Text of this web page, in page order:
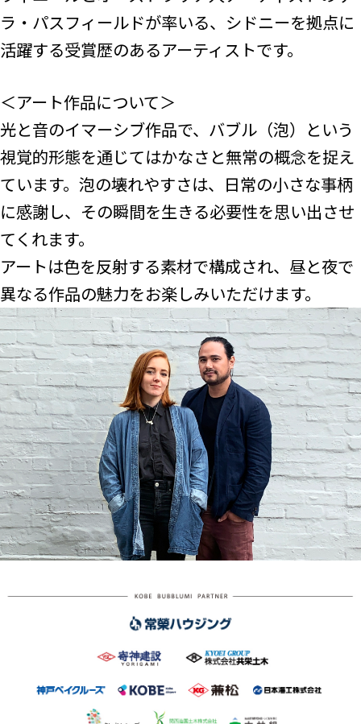
ラ・パスフィールドが率いる、シドニーを拠点に
活躍する受賞歴のあるアーティストです。
＜アート作品について＞
光と音のイマーシブ作品で、バブル（泡）という
視覚的形態を通じてはかなさと無常の概念を捉え
ています。泡の壊れやすさは、日常の小さな事柄
に感謝し、その瞬間を生きる必要性を思い出させ
てくれます。
アートは色を反射する素材で構成され、昼と夜で
異なる作品の魅力をお楽しみいただけます。